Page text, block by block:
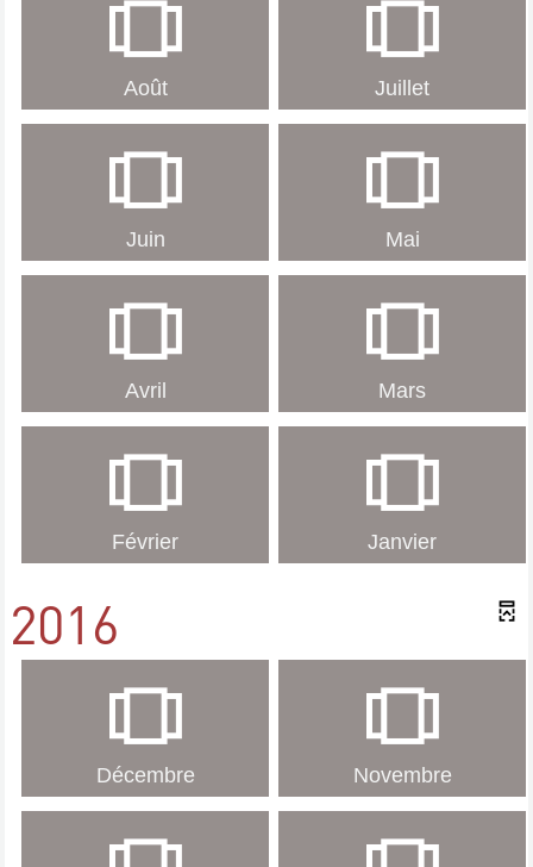
Août Juillet
Juin Mai
Avril Mars
Février Janvier
2016
Décembre Novembre